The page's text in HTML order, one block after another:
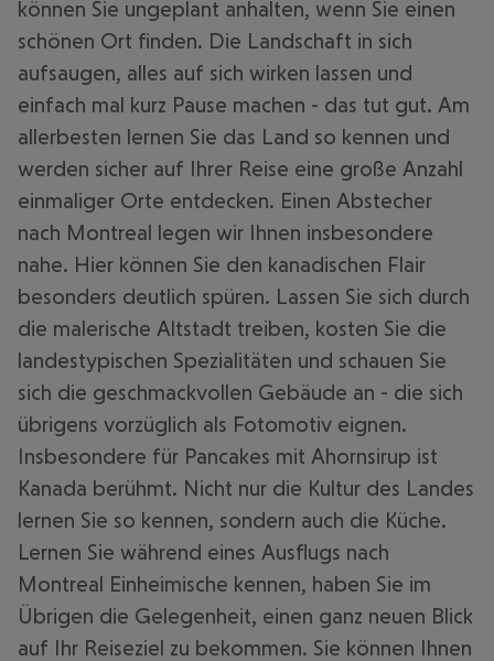
können Sie ungeplant anhalten, wenn Sie einen
schönen Ort finden. Die Landschaft in sich
aufsaugen, alles auf sich wirken lassen und
einfach mal kurz Pause machen - das tut gut. Am
allerbesten lernen Sie das Land so kennen und
werden sicher auf Ihrer Reise eine große Anzahl
einmaliger Orte entdecken. Einen Abstecher
nach Montreal legen wir Ihnen insbesondere
nahe. Hier können Sie den kanadischen Flair
besonders deutlich spüren. Lassen Sie sich durch
die malerische Altstadt treiben, kosten Sie die
landestypischen Spezialitäten und schauen Sie
sich die geschmackvollen Gebäude an - die sich
übrigens vorzüglich als Fotomotiv eignen.
Insbesondere für Pancakes mit Ahornsirup ist
Kanada berühmt. Nicht nur die Kultur des Landes
lernen Sie so kennen, sondern auch die Küche.
Lernen Sie während eines Ausflugs nach
Montreal Einheimische kennen, haben Sie im
Übrigen die Gelegenheit, einen ganz neuen Blick
auf Ihr Reiseziel zu bekommen. Sie können Ihnen